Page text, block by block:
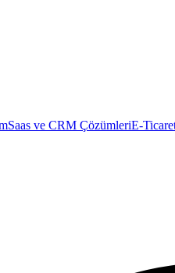
Saas ve CRM ÇözümleriE-